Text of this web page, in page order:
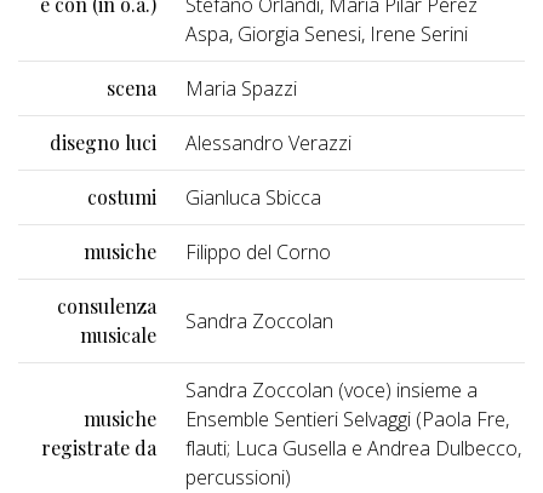
Aspa, Giorgia Senesi, Irene Serini
scena Maria Spazzi
disegno luci Alessandro Verazzi
costumi Gianluca Sbicca
musiche Filippo del Corno
consulenza
musicale
Sandra Zoccolan
musiche
registrate da
Sandra Zoccolan (voce) insieme a
Ensemble Sentieri Selvaggi (Paola Fre,
flauti; Luca Gusella e Andrea Dulbecco,
percussioni)